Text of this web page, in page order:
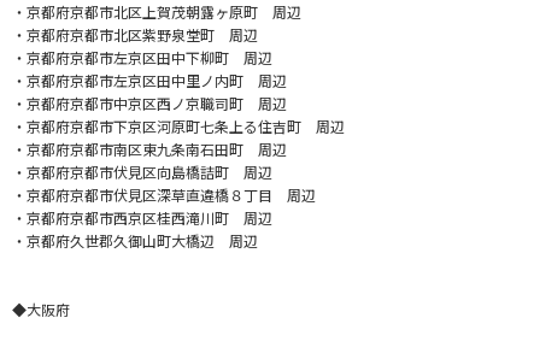
・ 京都府京都市北区上賀茂朝露ヶ原町 周辺
・京都府京都市北区紫野泉堂町 周辺
・京都府京都市左京区田中下柳町 周辺
・京都府京都市左京区田中里ノ内町 周辺
・京都府京都市中京区西ノ京職司町 周辺
・京都府京都市下京区河原町七条上る住吉町 周辺
・京都府京都市南区東九条南石田町 周辺
・京都府京都市伏見区向島橋詰町 周辺
・京都府京都市伏見区深草直違橋８丁目 周辺
・京都府京都市西京区桂西滝川町 周辺
・京都府久世郡久御山町大橋辺 周辺
◆大阪府